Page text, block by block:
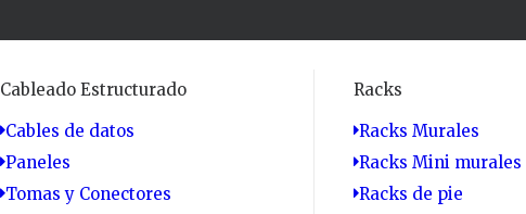
Cableado Estructurado
Cables de datos
Paneles
Tomas y Conectores
Racks
Racks Murales
Racks Mini murales
Racks de pie